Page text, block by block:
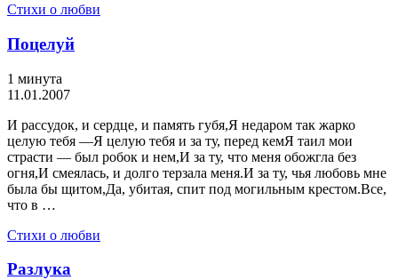
Стихи о любви
Поцелуй
1 минута
11.01.2007
И рассудок, и сердце, и память губя,Я недаром так жарко
целую тебя —Я целую тебя и за ту, перед кемЯ таил мои
страсти — был робок и нем,И за ту, что меня обожгла без
огня,И смеялась, и долго терзала меня.И за ту, чья любовь мне
была бы щитом,Да, убитая, спит под могильным крестом.Все,
что в …
Стихи о любви
Разлука